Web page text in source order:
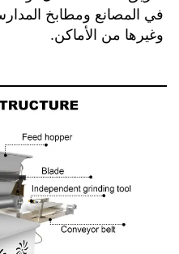
وغيرها من الأماكن.